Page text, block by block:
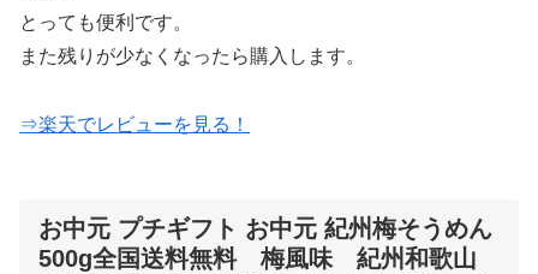
とっても便利です。
また残りが少なくなったら購入します。
⇒楽天でレビューを見る！
お中元 プチギフト お中元 紀州梅そうめん
500g全国送料無料 梅風味 紀州和歌山